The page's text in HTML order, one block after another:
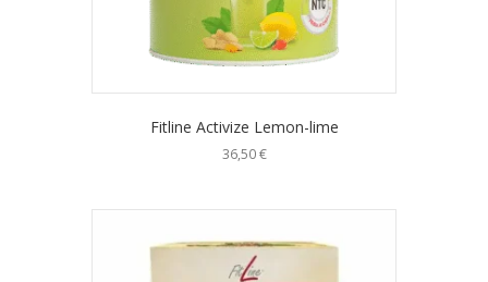
Fitline Activize Lemon-lime
36,50€